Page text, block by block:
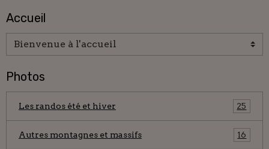
Accueil
Photos
Les randos été et hiver 25
Autres montagnes et massifs 16